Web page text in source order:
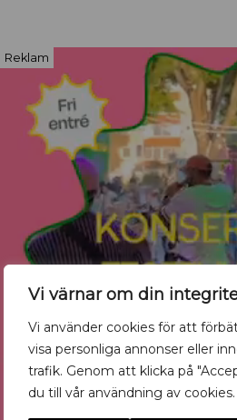
Vi värnar om din
Vi använder cookies för att
visa personliga annonser eller
trafik. Genom att klicka på
du till vår användning av cookies.
Reklam